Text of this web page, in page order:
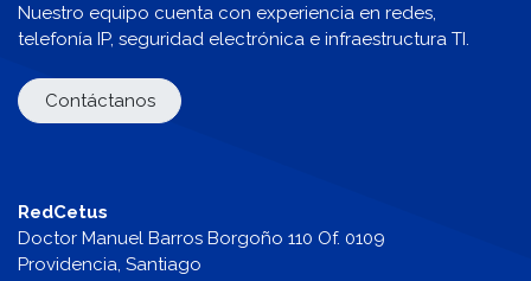
Nuestro equipo cuenta con experiencia en redes,
telefonía IP, seguridad electrónica e infraestructura TI.
Contáctanos
RedCetus
Doctor Manuel Barros Borgoño 110 Of. 0109
Providencia, Santiago